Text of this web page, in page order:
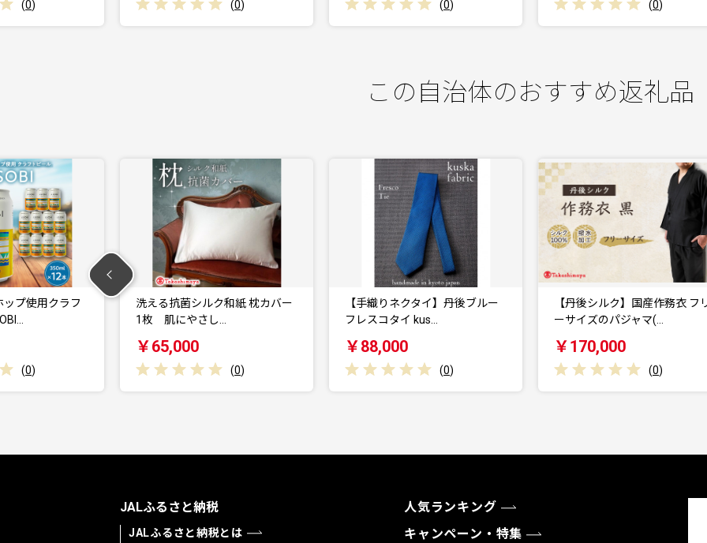
この自治体のおすすめ返礼品
ルク和紙 枕カバー
し…
【手織りネクタイ】丹後ブルー
フレスコタイ kus…
￥88,000
【丹後シルク】国産作務衣 フリ
ーサイズのパジャマ(…
￥170,000
【与謝野町産ホップ使用
トビール】 ASOBI…
￥20,000
JALふるさと納税
JALふるさと納税とは
人気ランキング
キャンペーン・特集